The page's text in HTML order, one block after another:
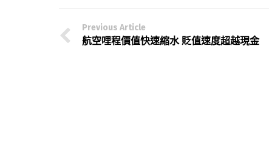
Previous Article
航空哩程價值快速縮水 貶值速度超越現金